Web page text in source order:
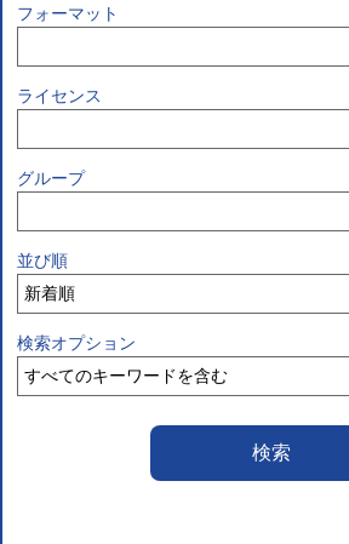
フォーマット
ライセンス
グループ
並び順
検索オプション